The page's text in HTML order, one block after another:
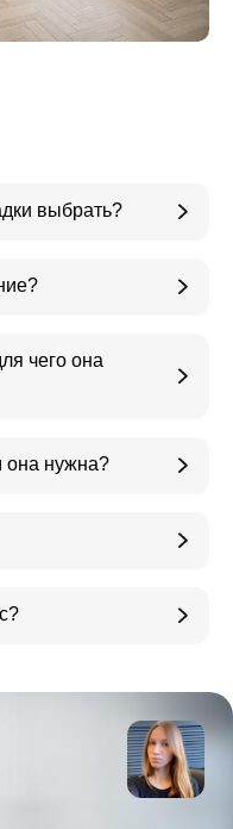
выбрать?
чего она
она нужна?